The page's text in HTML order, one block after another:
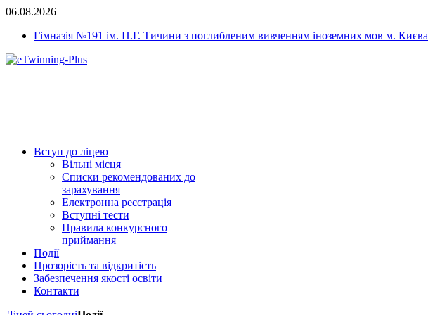
06.08.2026
Гімназія №191 ім. П.Г. Тичини з поглибленим вивченням іноземних мов м. Києва
Вступ до ліцею
Вільні місця
Списки рекомендованих до
зарахування
Електронна реєстрація
Вступні тести
Правила конкурсного
приймання
Події
Прозорість та відкритість
Забезпечення якості освіти
Контакти